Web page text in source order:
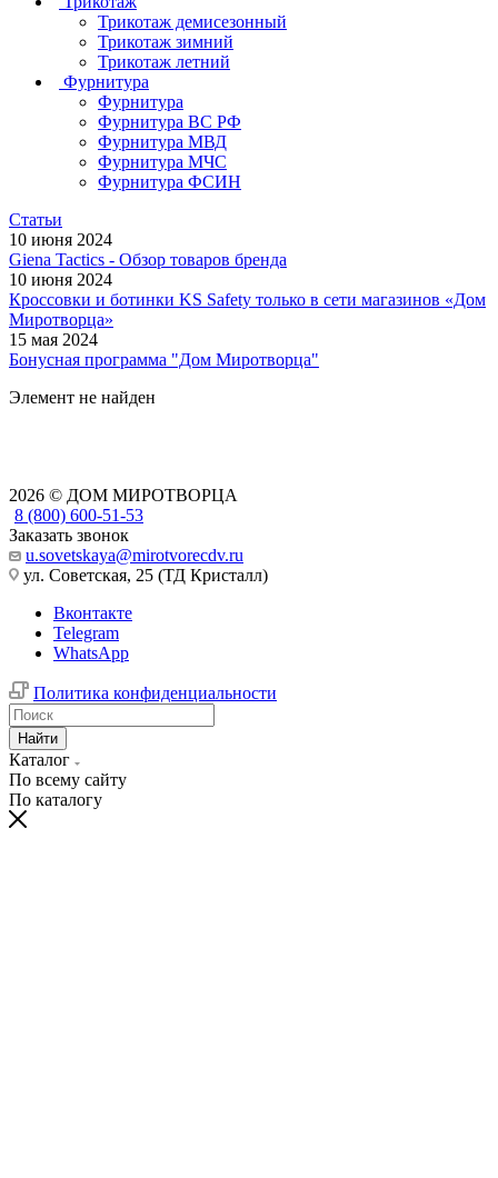
Трикотаж демисезонный
Трикотаж зимний
Трикотаж летний
Фурнитура
Фурнитура
Фурнитура ВС РФ
Фурнитура МВД
Фурнитура МЧС
Фурнитура ФСИН
Статьи
10 июня 2024
Giena Tactics - Обзор товаров бренда
10 июня 2024
Кроссовки и ботинки KS Safety только в сети магазинов «Дом
Миротворца»
15 мая 2024
Бонусная программа "Дом Миротворца"
Элемент не найден
2026 © ДОМ МИРОТВОРЦА
8 (800) 600-51-53
Заказать звонок
u.sovetskaya@mirotvorecdv.ru
ул. Советская, 25 (ТД Кристалл)
Вконтакте
Telegram
WhatsApp
Политика конфиденциальности
Найти
Каталог
По всему сайту
По каталогу